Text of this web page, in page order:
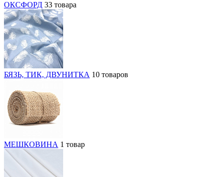
ОКСФОРД 33 товара
БЯЗЬ, ТИК, ДВУНИТКА 10 товаров
МЕШКОВИНА 1 товар